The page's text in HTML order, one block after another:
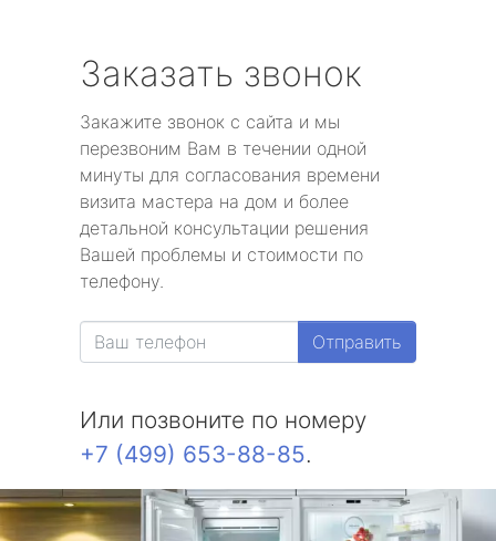
Заказать звонок
Закажите звонок с сайта и мы
перезвоним Вам в течении одной
минуты для согласования времени
визита мастера на дом и более
детальной консультации решения
Вашей проблемы и стоимости по
телефону.
Отправить
Или позвоните по номеру
+7 (499) 653-88-85.